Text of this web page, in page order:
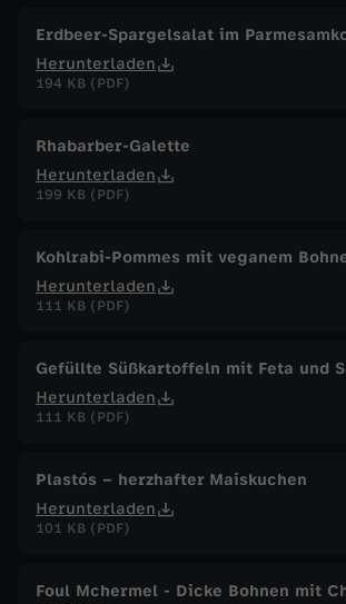
Erdbeer-Spargelsalat im
Herunterladen
194 KB (PDF)
Rhabarber-Galette
Herunterladen
199 KB (PDF)
Kohlrabi-Pommes mit veganem
Herunterladen
111 KB (PDF)
Gefüllte Süßkartoffeln mit Feta und
Herunterladen
111 KB (PDF)
Plastós – herzhafter Maiskuchen
Herunterladen
101 KB (PDF)
Foul Mchermel - Dicke Bohnen mit